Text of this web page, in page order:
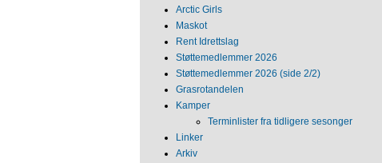
Arctic Girls
Maskot
Rent Idrettslag
Støttemedlemmer 2026
Støttemedlemmer 2026 (side 2/2)
Grasrotandelen
Kamper
Terminlister fra tidligere sesonger
Linker
Arkiv